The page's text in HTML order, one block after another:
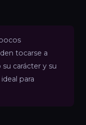
tocarse a
carácter y su
para